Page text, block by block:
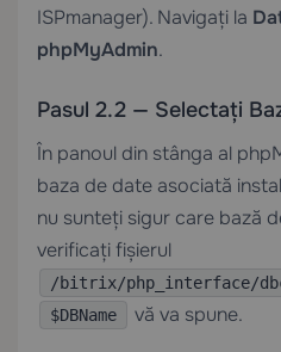
ISPmanager). Navigați la
phpMyAdmin.
Pasul 2.2 — Selectați
În panoul din stânga al
baza de date asociată
nu sunteți sigur care bază
verificați fișierul
/bitrix/php_interface/
$DBName vă va spune.